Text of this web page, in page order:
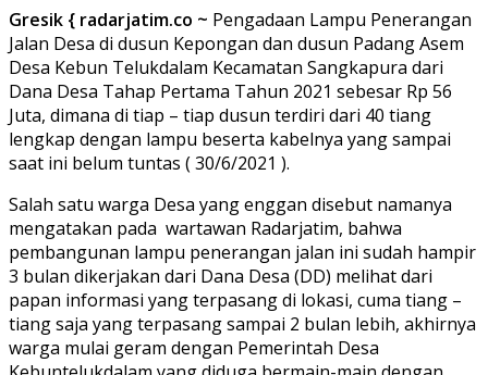
Gresik { radarjatim.co ~ Pengadaan Lampu Penerangan
Jalan Desa di dusun Kepongan dan dusun Padang Asem
Desa Kebun Telukdalam Kecamatan Sangkapura dari
Dana Desa Tahap Pertama Tahun 2021 sebesar Rp 56
Juta, dimana di tiap – tiap dusun terdiri dari 40 tiang
lengkap dengan lampu beserta kabelnya yang sampai
saat ini belum tuntas ( 30/6/2021 ).
Salah satu warga Desa yang enggan disebut namanya
mengatakan pada wartawan Radarjatim, bahwa
pembangunan lampu penerangan jalan ini sudah hampir
3 bulan dikerjakan dari Dana Desa (DD) melihat dari
papan informasi yang terpasang di lokasi, cuma tiang –
tiang saja yang terpasang sampai 2 bulan lebih, akhirnya
warga mulai geram dengan Pemerintah Desa